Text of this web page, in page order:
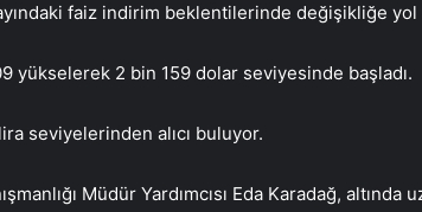
faiz indirim beklentilerinde değişikliğe yol
yükselerek 2 bin 159 dolar seviyesinde başladı.
seviyelerinden alıcı buluyor.
Müdür Yardımcısı Eda Karadağ,